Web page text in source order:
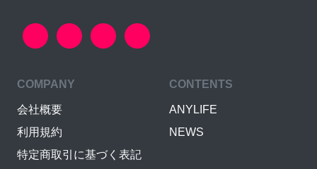
COMPANY
会社概要
利用規約
特定商取引に基づく表記
CONTENTS
ANYLIFE
NEWS